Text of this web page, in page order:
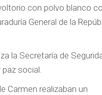
con polvo blanco
General de la
la Secretaría de
paz social.
Carmen realizaban un